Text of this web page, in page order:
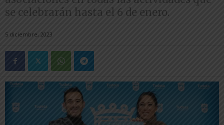
se celebrarán hasta el 6 de enero.
5 diciembre, 2023